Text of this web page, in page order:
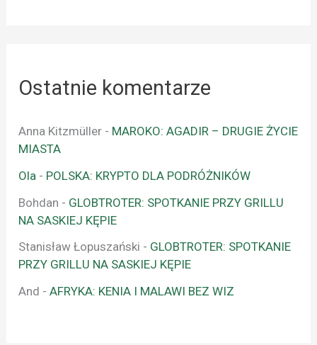
Ostatnie komentarze
Anna Kitzmüller - MAROKO: AGADIR – DRUGIE ŻYCIE
MIASTA
Ola - POLSKA: KRYPTO DLA PODRÓŻNIKÓW
Bohdan - GLOBTROTER: SPOTKANIE PRZY GRILLU
NA SASKIEJ KĘPIE
Stanisław Łopuszański - GLOBTROTER: SPOTKANIE
PRZY GRILLU NA SASKIEJ KĘPIE
And -AFRYKA: KENIA I MALAWI BEZ WIZ